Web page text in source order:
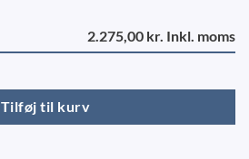
2.275,00 kr. Inkl. moms
Tilføj til kurv